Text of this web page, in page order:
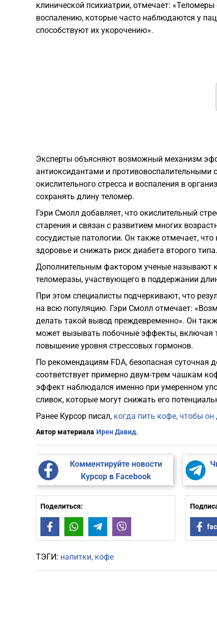
клинической психиатрии, отмечает:
воспалению, которые часто наблюдаются у
способствуют их укорочению».
Эксперты объясняют возможный механизм
антиоксидантами и противовоспалительными
окислительного стресса и воспаления в
сохранять длину теломер.
Гэри Смолл добавляет, что окислительный
старения и связан с развитием многих
сосудистые патологии. Он также отмечает,
здоровье и снижать риск диабета второго типа.
Дополнительным фактором ученые называют
теломеразы, участвующего в поддержании
При этом специалисты подчеркивают, что
на всю популяцию. Гэри Смолл отмечает:
делать такой вывод преждевременно». Он
может вызывать побочные эффекты, включая
повышение уровня стрессовых гормонов.
По рекомендациям FDA, безопасная суточная
соответствует примерно двум-трем чашкам
эффект наблюдался именно при умеренном
сливок, которые могут снижать его
Ранее Курсор писал, когда пить кофе, чтобы
Автор материала Ирен Давид.
Комментируйте новости
Курсор в Facebook
Поделиться:
FacebookWhatsAppTelegram
ТЭГИ: напитки кофе